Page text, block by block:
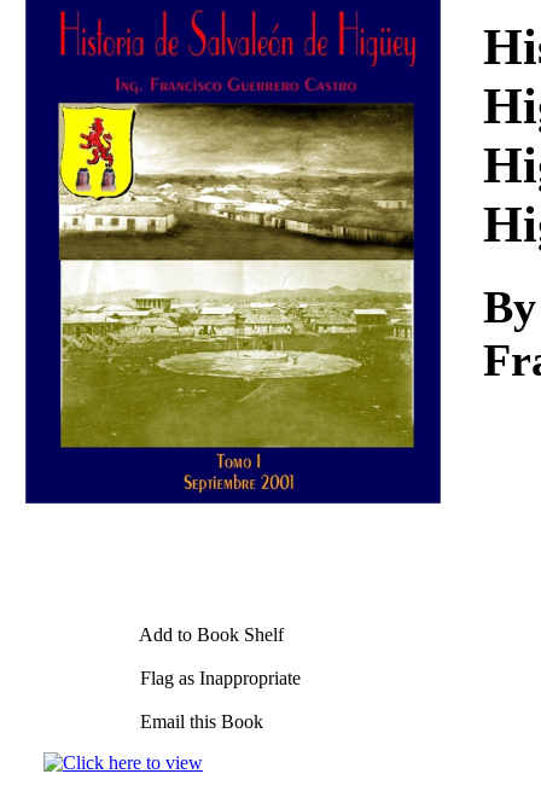
Download
Add to Book Shelf
Flag as Inappropriate
Email this Book